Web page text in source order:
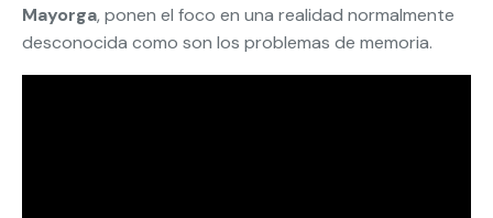
Mayorga, ponen el foco en una realidad normalmente
desconocida como son los problemas de memoria.